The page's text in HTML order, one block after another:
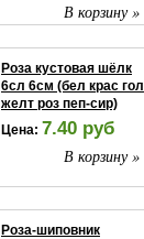
В корзину »
Роза кустовая шёлк
6сл 6см (бел крас гол
желт роз пеп-сир)
Цена: 7.40 руб
В корзину »
Роза-шиповник